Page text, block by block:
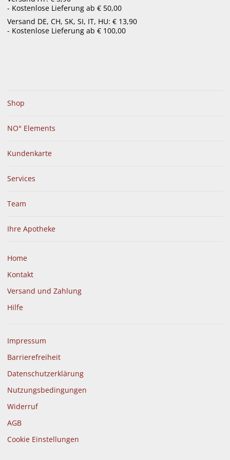
- Kostenlose Lieferung ab € 50,00
Versand DE, CH, SK, SI, IT, HU: € 13,90
- Kostenlose Lieferung ab € 100,00
Shop
NO° Elements
Kundenkarte
Services
Team
Ihre Apotheke
Home
Kontakt
Versand und Zahlung
Hilfe
Impressum
Barrierefreiheit
Datenschutzerklärung
Nutzungsbedingungen
Widerruf
AGB
Cookie Einstellungen